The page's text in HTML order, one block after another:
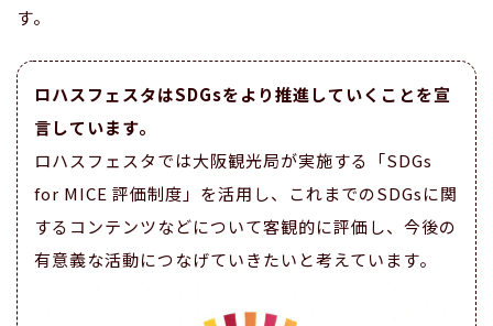
す。
ロハスフェスタはSDGsをより推進していくことを宣
言しています。
ロハスフェスタでは大阪観光局が実施する「SDGs
for MICE 評価制度」を活用し、これまでのSDGsに関
するコンテンツなどについて客観的に評価し、今後の
有意義な活動につなげていきたいと考えています。